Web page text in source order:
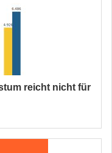
reicht nicht für